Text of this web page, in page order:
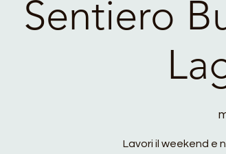
Sentiero
Lavori il weekend e